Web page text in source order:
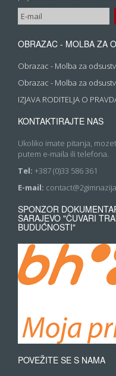
OBRAZAC - MOLBA ZA
Obrazac - Molba za
Obrazac - Molba za
IZJAVA RODITELJA O
KONTAKTIRAJTE NAS
Ukoliko imate pitanja,
putem e-maila ili telefona.
Tel: +387 (0)33 586 361
E-mail:
SPONZOR
SARAJEVO "ČUVARI
BUDUĆNOSTI"
POVEŽITE SE S NAMA